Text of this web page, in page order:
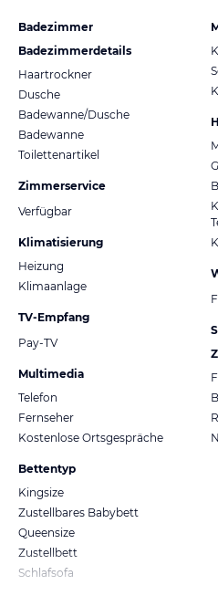
Badezimmer
Badezimmerdetails
Haartrockner
Dusche
Badewanne/Dusche
Badewanne
Toilettenartikel
Zimmerservice
Verfügbar
Klimatisierung
Heizung
Klimaanlage
TV-Empfang
Pay-TV
Multimedia
Telefon
Fernseher
Kostenlose Ortsgespräche
Bettentyp
Kingsize
Zustellbares Babybett
Queensize
Zustellbett
Schlafsofa